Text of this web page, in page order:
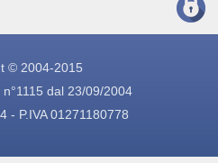
© 2004-2015
dal 23/09/2004
- P.IVA 01271180778